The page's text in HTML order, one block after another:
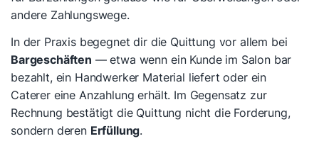
andere Zahlungswege.
In der Praxis begegnet dir die Quittung vor allem bei
Bargeschäften — etwa wenn ein Kunde im Salon bar
bezahlt, ein Handwerker Material liefert oder ein
Caterer eine Anzahlung erhält. Im Gegensatz zur
Rechnung bestätigt die Quittung nicht die Forderung,
sondern deren Erfüllung.